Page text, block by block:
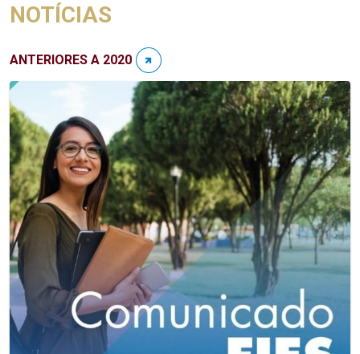
NOTÍCIAS
ANTERIORES A 2020